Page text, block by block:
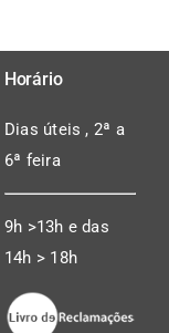
Horário
Dias úteis , 2ª a
6ª feira
9h >13h e das
14h > 18h